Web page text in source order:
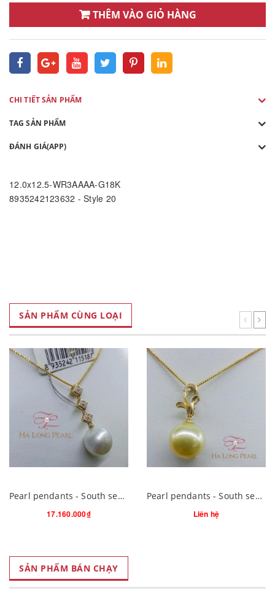
THÊM VÀO GIỎ HÀNG
CHI TIẾT SẢN PHẨM
TAG SẢN PHẨM
ĐÁNH GIÁ(APP)
12.0x12.5-WR3AAAA-G18K
8935242123632 - Style 20
SẢN PHẨM CÙNG LOẠI
Pearl pendants - South sea 64S114G005S08 (Đ.200)
17.160.000₫
Pearl pendants - South sea 64S114G006S02 (Đ.150)
Liên hệ
SẢN PHẨM BÁN CHẠY